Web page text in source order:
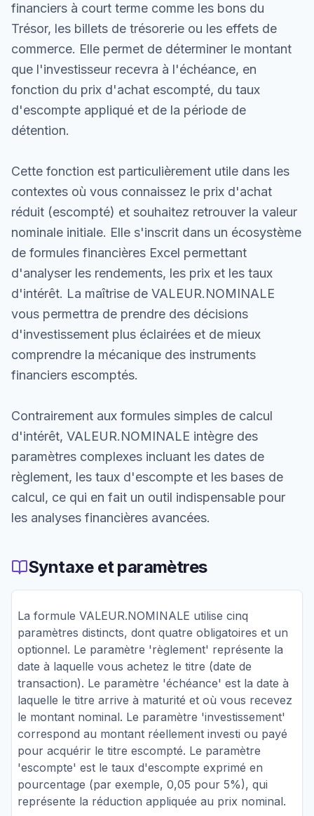
financiers à court terme comme les bons du
Trésor, les billets de trésorerie ou les effets de
commerce. Elle permet de déterminer le montant
que l'investisseur recevra à l'échéance, en
fonction du prix d'achat escompté, du taux
d'escompte appliqué et de la période de
détention.
Cette fonction est particulièrement utile dans les
contextes où vous connaissez le prix d'achat
réduit (escompté) et souhaitez retrouver la valeur
nominale initiale. Elle s'inscrit dans un écosystème
de formules financières Excel permettant
d'analyser les rendements, les prix et les taux
d'intérêt. La maîtrise de VALEUR.NOMINALE
vous permettra de prendre des décisions
d'investissement plus éclairées et de mieux
comprendre la mécanique des instruments
financiers escomptés.
Contrairement aux formules simples de calcul
d'intérêt, VALEUR.NOMINALE intègre des
paramètres complexes incluant les dates de
règlement, les taux d'escompte et les bases de
calcul, ce qui en fait un outil indispensable pour
les analyses financières avancées.
Syntaxe et paramètres
La formule VALEUR.NOMINALE utilise cinq
paramètres distincts, dont quatre obligatoires et un
optionnel. Le paramètre 'règlement' représente la
date à laquelle vous achetez le titre (date de
transaction). Le paramètre 'échéance' est la date à
laquelle le titre arrive à maturité et où vous recevez
le montant nominal. Le paramètre 'investissement'
correspond au montant réellement investi ou payé
pour acquérir le titre escompté. Le paramètre
'escompte' est le taux d'escompte exprimé en
pourcentage (par exemple, 0,05 pour 5%), qui
représente la réduction appliquée au prix nominal.